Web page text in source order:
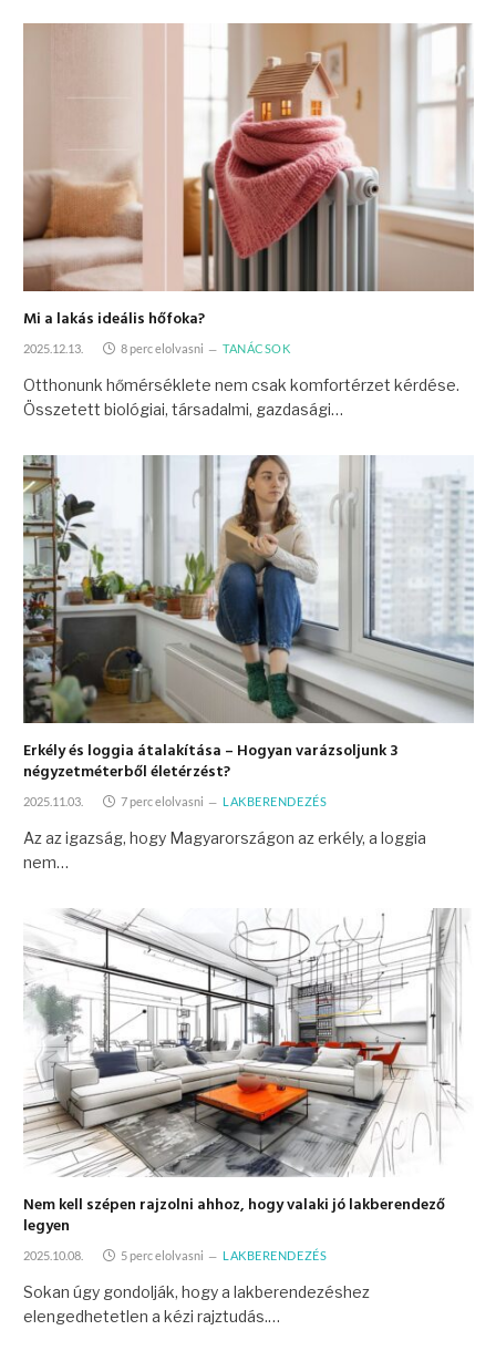
Mi a lakás ideális hőfoka?
2025.12.13. 8 perc elolvasni TANÁCSOK
Otthonunk hőmérséklete nem csak komfortérzet kérdése.
Összetett biológiai, társadalmi, gazdasági…
Erkély és loggia átalakítása – Hogyan varázsoljunk 3
négyzetméterből életérzést?
2025.11.03. 7 perc elolvasni LAKBERENDEZÉS
Az az igazság, hogy Magyarországon az erkély, a loggia
nem…
Nem kell szépen rajzolni ahhoz, hogy valaki jó lakberendező
legyen
2025.10.08. 5 perc elolvasni LAKBERENDEZÉS
Sokan úgy gondolják, hogy a lakberendezéshez
elengedhetetlen a kézi rajztudás.…